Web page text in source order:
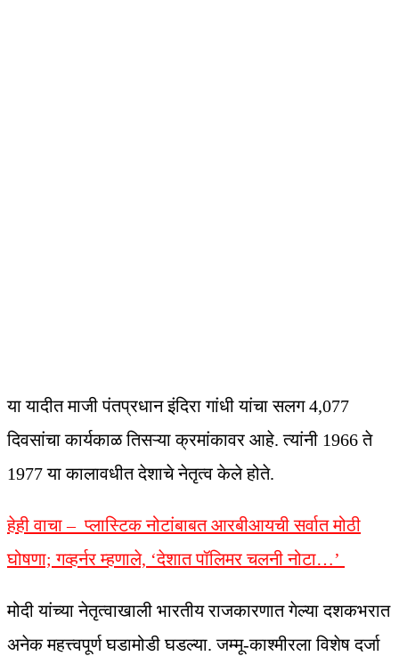
या यादीत माजी पंतप्रधान इंदिरा गांधी यांचा सलग 4,077
दिवसांचा कार्यकाळ तिसऱ्या क्रमांकावर आहे. त्यांनी 1966 ते
1977 या कालावधीत देशाचे नेतृत्व केले होते.
हेही वाचा – प्लास्टिक नोटांबाबत आरबीआयची सर्वात मोठी
घोषणा; गव्हर्नर म्हणाले, ‘देशात पॉलिमर चलनी नोटा…’
मोदी यांच्या नेतृत्वाखाली भारतीय राजकारणात गेल्या दशकभरात
अनेक महत्त्वपूर्ण घडामोडी घडल्या. जम्मू-काश्मीरला विशेष दर्जा